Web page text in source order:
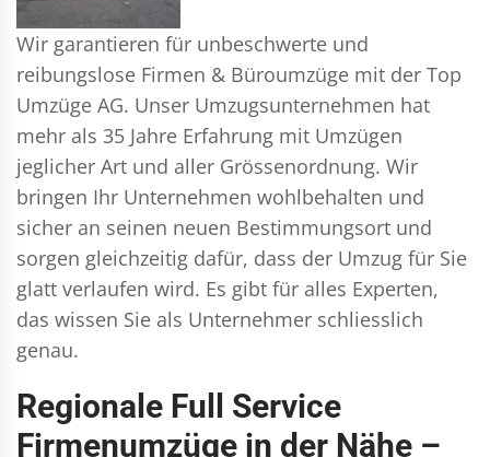
Wir garantieren für unbeschwerte und
reibungslose Firmen & Büroumzüge mit der Top
Umzüge AG. Unser Umzugsunternehmen hat
mehr als 35 Jahre Erfahrung mit Umzügen
jeglicher Art und aller Grössenordnung. Wir
bringen Ihr Unternehmen wohlbehalten und
sicher an seinen neuen Bestimmungsort und
sorgen gleichzeitig dafür, dass der Umzug für Sie
glatt verlaufen wird. Es gibt für alles Experten,
das wissen Sie als Unternehmer schliesslich
genau.
Regionale Full Service
Firmenumzüge in der Nähe –